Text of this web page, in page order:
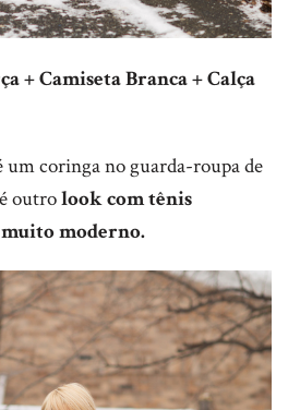
+ Camiseta Branca + Calça
um coringa no guarda-roupa de
outrolook com tênis
moderno.